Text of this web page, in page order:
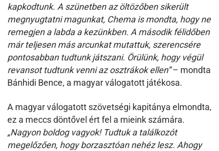
kapkodtunk. A szünetben az öltözőben sikerült
megnyugtatni magunkat, Chema is mondta, hogy ne
remegjen a labda a kezünkben. A második félidőben
már teljesen más arcunkat mutattuk, szerencsére
pontosabban tudtunk játszani. Örülünk, hogy végül
revansot tudtunk venni az osztrákok ellen”– mondta
Bánhidi Bence, a magyar válogatott játékosa.
A magyar válogatott szövetségi kapitánya elmondta,
ez a meccs döntővel ért fel a mieink számára.
„Nagyon boldog vagyok! Tudtuk a találkozót
megelőzően, hogy borzasztóan nehéz lesz. Ahogy